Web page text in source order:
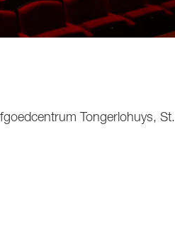
Tongerlohuys, St.